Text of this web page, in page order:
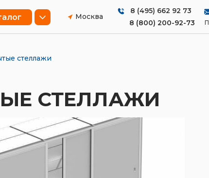
Москва
8 (495) 662 92 73
8 (800) 200-92-73
стеллажи
СТЕЛЛАЖИ